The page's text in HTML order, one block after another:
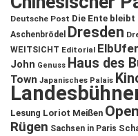
Deutsche Post Die Ente bleibt
Aschenbrödel
Dresden
WEITSICHT Editorial
John Genuss Haus des
Town Japanisches Palais
Lesung Loriot Meißen
Rügen Sachsen in Paris